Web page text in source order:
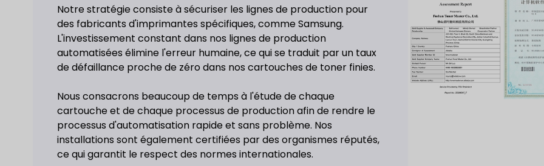
Notre stratégie consiste à sécuriser les lignes de production pour
des fabricants d'imprimantes spécifiques, comme Samsung.
L'investissement constant dans nos lignes de production
automatisées élimine l'erreur humaine, ce qui se traduit par un taux
de défaillance proche de zéro dans nos cartouches de toner finies.
Nous consacrons beaucoup de temps à l'étude de chaque
cartouche et de chaque processus de production afin de rendre le
processus d'automatisation rapide et sans problème. Nos
installations sont également certifiées par des organismes réputés,
ce qui garantit le respect des normes internationales.